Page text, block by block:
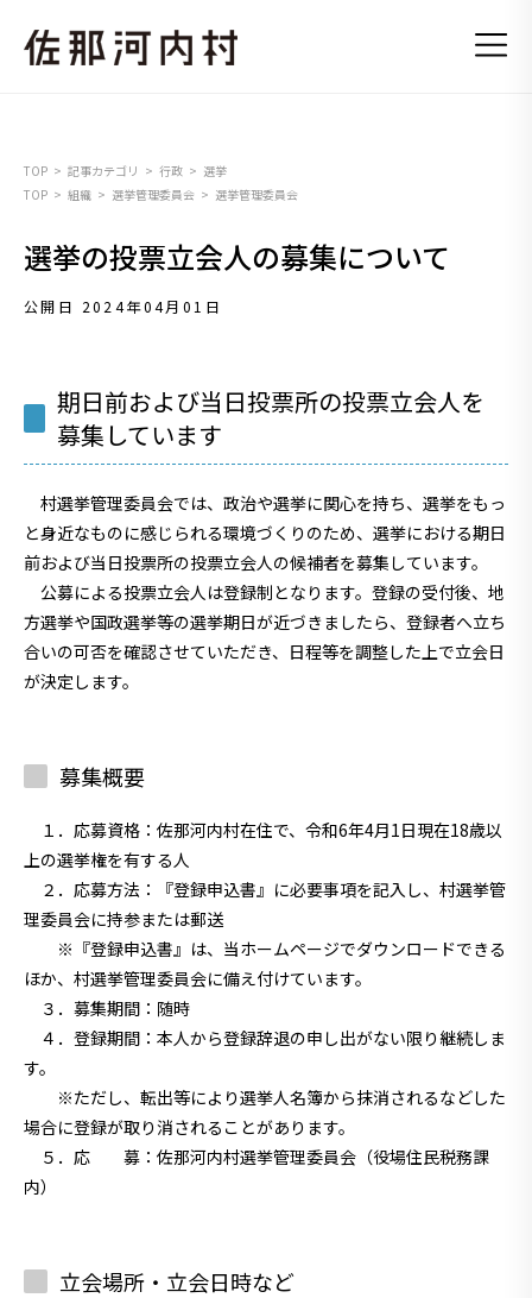
TOP 記事カテゴリ 行政
選挙
TOP
組織 選挙管理委員会 選挙管理委員会
選挙の投票立会人の募集について
公開日 2024年04月01日
期日前および当日投票所の投票立会人を
募集しています
村選挙管理委員会では、政治や選挙に関心を持ち、選挙をもっ
と身近なものに感じられる環境づくりのため、選挙における期日
前および当日投票所の投票立会人の候補者を募集しています。
公募による投票立会人は登録制となります。登録の受付後、地
方選挙や国政選挙等の選挙期日が近づきましたら、登録者へ立ち
合いの可否を確認させていただき、日程等を調整した上で立会日
が決定します。
募集概要
１．応募資格 ：佐那河内村在住で、令和6年4月1日現在18歳以
上の選挙権を有する人
２．応募方法 ：『登録申込書』に必要事項を記入し、村選挙管
理委員会に持参または郵送
※『登録申込書』は、当ホームページでダウンロードできる
ほか、村選挙管理委員会に備え付けています。
３．募集期間 ：随時
４．登録期間 ：本人から登録辞退の申し出がない限り継続しま
す。
※ただし、転出等により選挙人名簿から抹消されるなどした
場合に登録が取り消されることがあります。
５．応 募 ：佐那河内村選挙管理委員会（役場住民税務課
内）
立会場所・立会日時など